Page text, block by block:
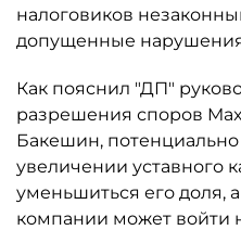
налоговиков
допущенные
Как пояснил "ДП"
разрешения споров
Бакешин,
увеличении уставного
уменьшиться его доля,
компании может войти